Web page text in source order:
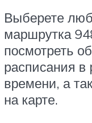
Выберете
маршрутка
посмотреть
расписания в
времени, а
на карте.